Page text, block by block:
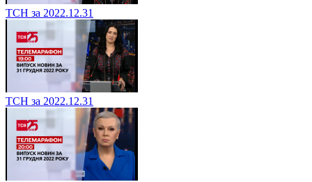
ТСН за 2022.12.31
ТСН за 2022.12.31